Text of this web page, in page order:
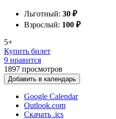
Льготный: 30 ₽
Взрослый: 100 ₽
5+
Купить билет
9 нравится
1897 просмотров
Добавить в календарь
Google Calendar
Outlook.com
Скачать .ics